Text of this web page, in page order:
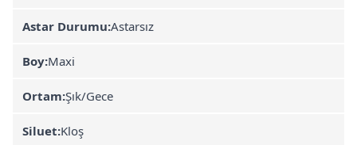
Astar Durumu:Astarsız
Boy:Maxi
Ortam:Şık/Gece
Siluet:Kloş